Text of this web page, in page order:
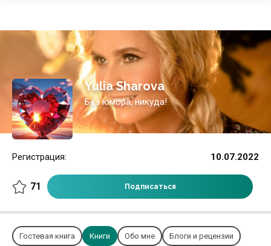
Yulia Sharova
Без юмора, никуда!
10.07.2022
Регистрация:
71 Подписаться
Гостевая книга Книги Обо мне Блоги и рецензии